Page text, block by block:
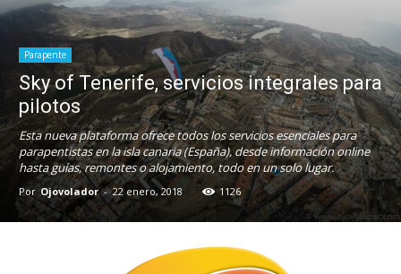
Parapente
Sky of Tenerife, servicios integrales para
pilotos
Esta nueva plataforma ofrece todos los servicios esenciales para
parapentistas en la isla canaria (España), desde información online
hasta guías, remontes o alojamiento, todo en un solo lugar.
Por Ojovolador - 22 enero, 2018 1126